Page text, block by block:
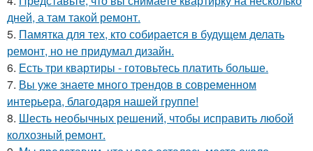
дней, а там такой ремонт.
5. Памятка для тех, кто собирается в будущем делать
ремонт, но не придумал дизайн.
6. Есть три квартиры - готовьтесь платить больше.
7. Вы уже знаете много трендов в современном
интерьера, благодаря нашей группе!
8. Шесть необычных решений, чтобы исправить любой
колхозный ремонт.